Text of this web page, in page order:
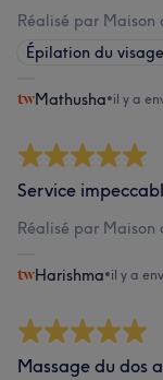
Réalisé par Maison
Épilation du
Mathusha•il y a
Service
Réalisé par Maison
Harishma•il y a
Massage du dos